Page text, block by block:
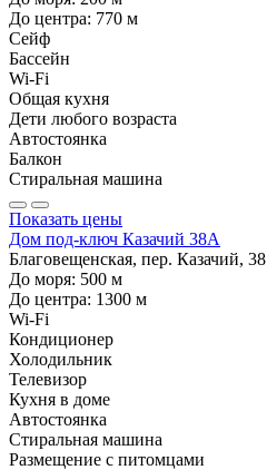
До центра: 770 м
Сейф
Бассейн
Wi-Fi
Общая кухня
Дети любого возраста
Автостоянка
Балкон
Стиральная машина
Показать цены
Дом под-ключ Казачий 38А
Благовещенская, пер. Казачий, 38
До моря: 500 м
До центра: 1300 м
Wi-Fi
Кондиционер
Холодильник
Телевизор
Кухня в доме
Автостоянка
Стиральная машина
Размещение с питомцами